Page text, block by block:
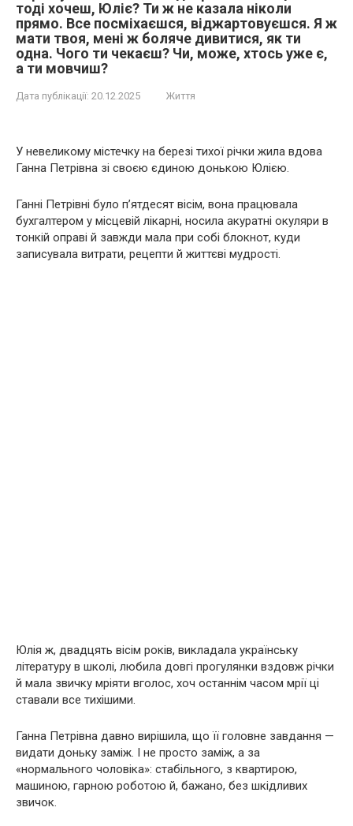
тоді хочеш, Юліє? Ти ж не казала ніколи
прямо. Все посміхаєшся, віджартовуєшся. Я ж
мати твоя, мені ж боляче дивитися, як ти
одна. Чого ти чекаєш? Чи, може, хтось уже є,
а ти мовчиш?
Дата публікації: 20.12.2025 Життя
У невеликому містечку на березі тихої річки жила вдова
Ганна Петрівна зі своєю єдиною донькою Юлією.
Ганні Петрівні було п’ятдесят вісім, вона працювала
бухгалтером у місцевій лікарні, носила акуратні окуляри в
тонкій оправі й завжди мала при собі блокнот, куди
записувала витрати, рецепти й життєві мудрості.
Юлія ж, двадцять вісім років, викладала українську
літературу в школі, любила довгі прогулянки вздовж річки
й мала звичку мріяти вголос, хоч останнім часом мрії ці
ставали все тихішими.
Ганна Петрівна давно вирішила, що її головне завдання —
видати доньку заміж. І не просто заміж, а за
«нормального чоловіка»: стабільного, з квартирою,
машиною, гарною роботою й, бажано, без шкідливих
звичок.